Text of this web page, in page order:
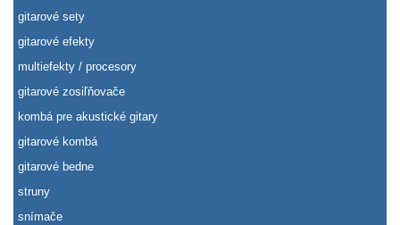
gitarové sety
gitarové efekty
multiefekty / procesory
gitarové zosiľňovače
kombá pre akustické gitary
gitarové kombá
gitarové bedne
struny
snímače